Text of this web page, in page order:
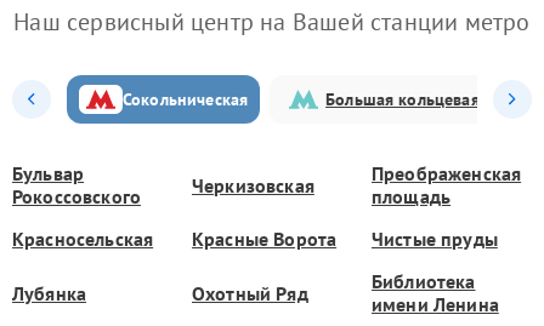
Наш сервисный центр на Вашей станции метро
Сокольническая Большая кольцевая
Бульвар
Рокоссовского
Черкизовская
Преображенская
площадь
Красносельская
Красные Ворота Чистые пруды
Лубянка Охотный Ряд
Библиотека
имени Ленина